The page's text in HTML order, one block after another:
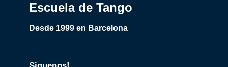
Escuela de Tango
Desde 1999 en Barcelona